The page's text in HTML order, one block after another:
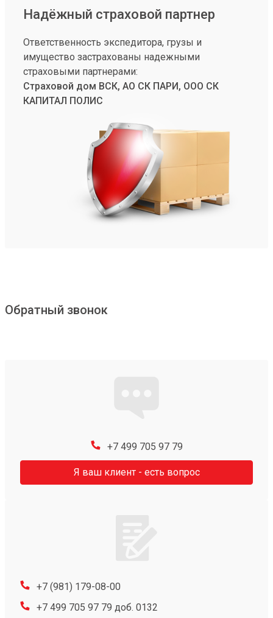
Надёжный страховой партнер
Ответственность экспедитора, грузы и
имущество застрахованы надежными
страховыми партнерами:
Страховой дом ВСК, АО СК ПАРИ, ООО СК
КАПИТАЛ ПОЛИС
Обратный звонок
+7 499 705 97 79
Я ваш клиент - есть вопрос
+7 (981) 179-08-00
+7 499 705 97 79 доб. 0132